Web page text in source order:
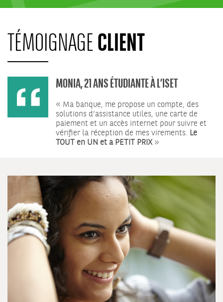
TÉMOIGNAGECLIENT
MONIA, 21 ANS ÉTUDIANTE À L’ISET
« Ma banque, me propose un compte, des
solutions d’assistance utiles, une carte de
paiement et un accès internet pour suivre et
vérifier la réception de mes virements. Le
TOUT en UN et à PETIT PRIX»